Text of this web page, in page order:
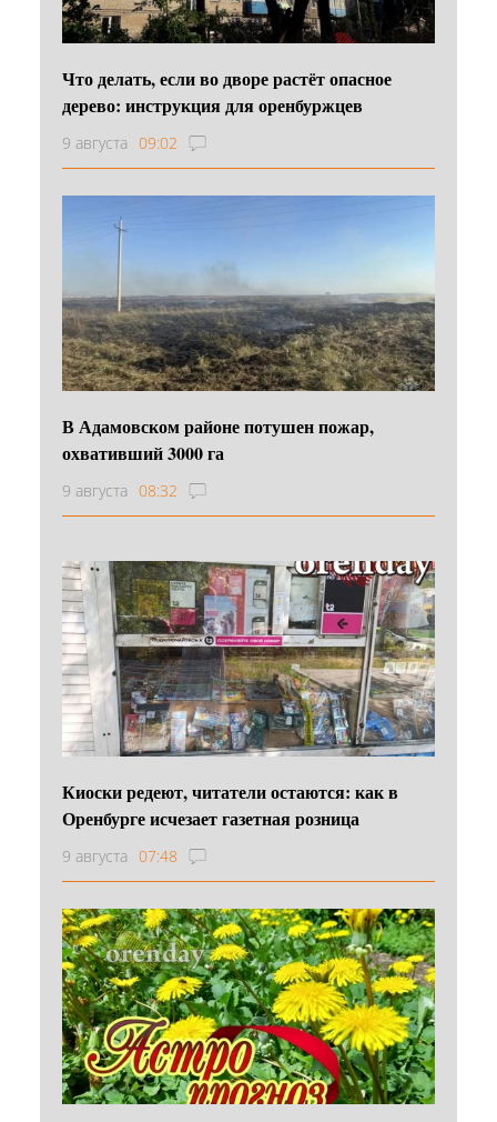
Что делать, если во дворе растёт опасное
дерево: инструкция для оренбуржцев
9 августа 09:02
В Адамовском районе потушен пожар,
охвативший 3000 га
9 августа 08:32
Киоски редеют, читатели остаются: как в
Оренбурге исчезает газетная розница
9 августа 07:48